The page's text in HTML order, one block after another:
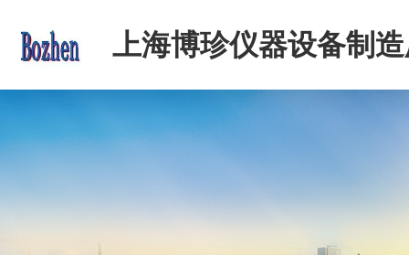
上海博珍仪器设备制